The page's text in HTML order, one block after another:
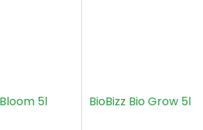
5l BioBizz Bio Grow 5l